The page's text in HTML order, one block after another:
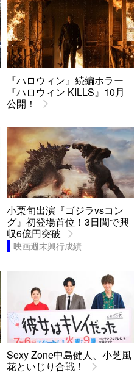
『ハロウィン』続編ホラー
『ハロウィン KILLS』10月
公開！
小栗旬出演『ゴジラvsコン
グ』初登場首位！3日間で興
収6億円突破
映画週末興行成績
Sexy Zone中島健人、小芝風
花といじり合戦！